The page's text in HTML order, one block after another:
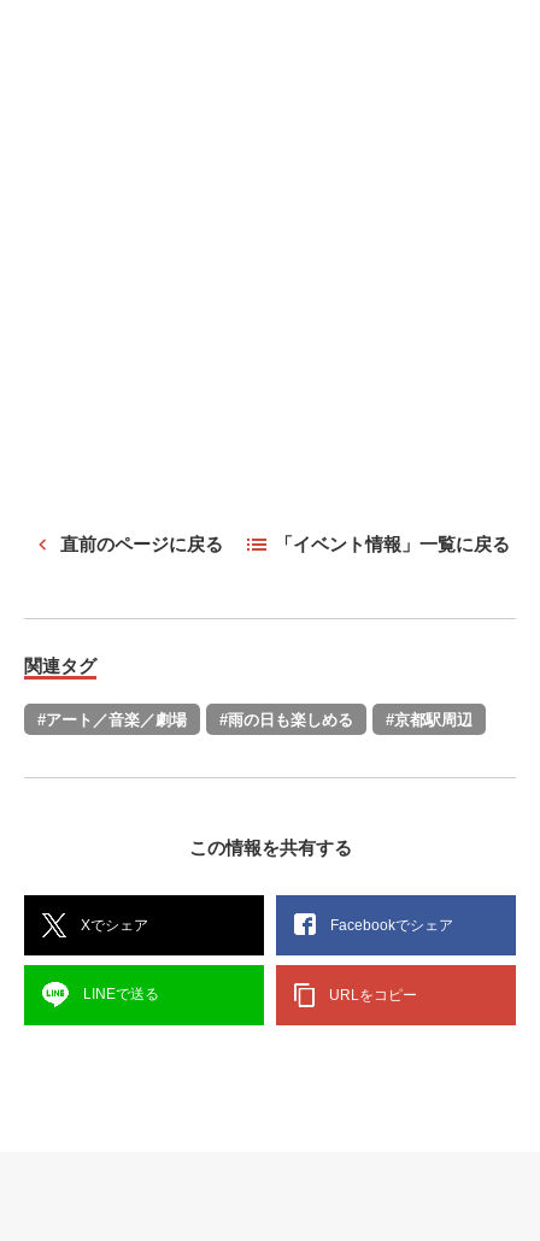
直前のページに戻る 「イベント情報」一覧に戻る
関連タグ
#アート／音楽／劇場 #雨の日も楽しめる #京都駅周辺
この情報を共有する
Xでシェア Facebookでシェア
LINEで送る URLをコピー